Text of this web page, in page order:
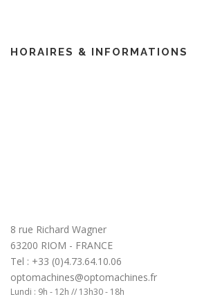
HORAIRES & INFORMATIONS
8 rue Richard Wagner
63200 RIOM - FRANCE
Tel : +33 (0)4.73.64.10.06
optomachines@optomachines.fr
Lundi : 9h - 12h // 13h30 - 18h